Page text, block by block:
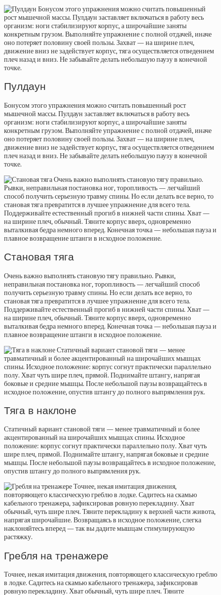
Пулдаун
Бонусом этого упражнения можно считать повышенный рост
мышечной массы. Пулдаун заставляет включаться в работу весь
организм: ноги стабилизируют корпус, а широчайшие заняты
конкретным грузом. Выполняйте упражнение с полной отдачей, иначе
оно потеряет половину своей пользы. Захват — на ширине плеч,
движение вниз не задействует корпус, тяга осуществляется отведением
плеч назад и вниз. Не забывайте делать небольшую паузу в конечной
точке.
Становая тяга
Очень важно выполнять становую тягу правильно. Рывки,
неправильная постановка ног, торопливость — легчайший способ
получить серьезную травму спины. Но если делать все верно, то
становая тяга превратится в лучшее упражнение для всего тела.
Поддерживайте естественный прогиб в нижней части спины. Хват —
на ширине плеч, обычный. Тяните корпус вверх, одновременно
выталкивая бедра немного вперед. Конечная точка — небольшая пауза и
плавное возвращение штанги в исходное положение.
Тяга в наклоне
Статичный вариант становой тяги — менее травматичный и более
акцентированный на широчайших мышцах спины. Исходное
положение: корпус согнут практически параллельно полу. Хват чуть
шире плеч, прямой. Поднимайте штангу, напрягая боковые и средние
мышцы. После небольшой паузы возвращайтесь в исходное положение,
опустив штангу до полного выпрямления рук.
Гребля на тренажере
Точнее, некая имитация движения, повторяющего классическую греблю
в лодке. Садитесь на скамью кабельного тренажера, зафиксировав
ровную перекладину. Хват обычный, чуть шире плеч. Тяните